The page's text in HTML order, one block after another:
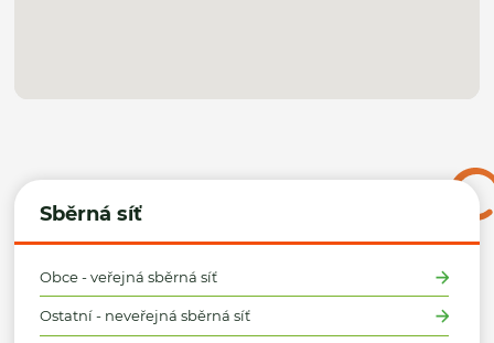
Sběrná síť
Obce - veřejná sběrná síť
Ostatní - neveřejná sběrná síť